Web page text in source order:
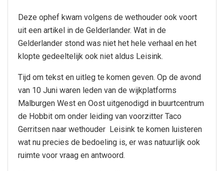
Deze ophef kwam volgens de wethouder ook voort
uit een artikel in de Gelderlander. Wat in de
Gelderlander stond was niet het hele verhaal en het
klopte gedeeltelijk ook niet aldus Leisink.
Tijd om tekst en uitleg te komen geven. Op de avond
van 10 Juni waren leden van de wijkplatforms
Malburgen West en Oost uitgenodigd in buurtcentrum
de Hobbit om onder leiding van voorzitter Taco
Gerritsen naar wethouder Leisink te komen luisteren
wat nu precies de bedoeling is, er was natuurlijk ook
ruimte voor vraag en antwoord.